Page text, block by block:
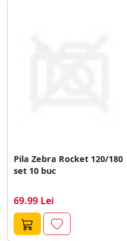
Pila Zebra Rocket 120/180
set 10 buc
69.99 Lei